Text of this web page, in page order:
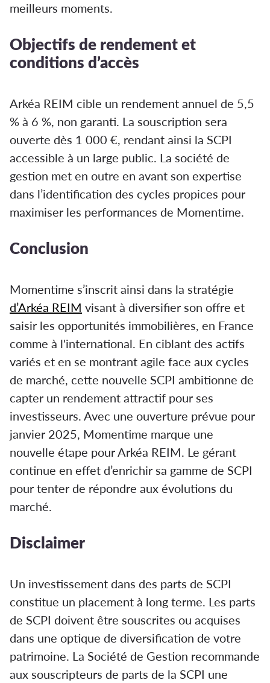
meilleurs moments.
Objectifs de rendement et
conditions d’accès
Arkéa REIM cible un rendement annuel de 5,5
% à 6 %, non garanti. La souscription sera
ouverte dès 1 000 €, rendant ainsi la SCPI
accessible à un large public. La société de
gestion met en outre en avant son expertise
dans l’identification des cycles propices pour
maximiser les performances de Momentime.
Conclusion
Momentime s’inscrit ainsi dans la stratégie
d’Arkéa REIM visant à diversifier son offre et
saisir les opportunités immobilières, en France
comme à l'international. En ciblant des actifs
variés et en se montrant agile face aux cycles
de marché, cette nouvelle SCPI ambitionne de
capter un rendement attractif pour ses
investisseurs. Avec une ouverture prévue pour
janvier 2025, Momentime marque une
nouvelle étape pour Arkéa REIM. Le gérant
continue en effet d’enrichir sa gamme de SCPI
pour tenter de répondre aux évolutions du
marché.
Disclaimer
Un investissement dans des parts de SCPI
constitue un placement à long terme. Les parts
de SCPI doivent être souscrites ou acquises
dans une optique de diversification de votre
patrimoine. La Société de Gestion recommande
aux souscripteurs de parts de la SCPI une